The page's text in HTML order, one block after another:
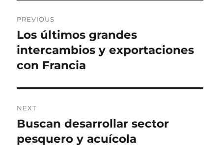
navigation
PREVIOUS
Previous
post:
Los últimos grandes
intercambios y exportaciones
con Francia
NEXT
Next
post:
Buscan desarrollar sector
pesquero y acuícola